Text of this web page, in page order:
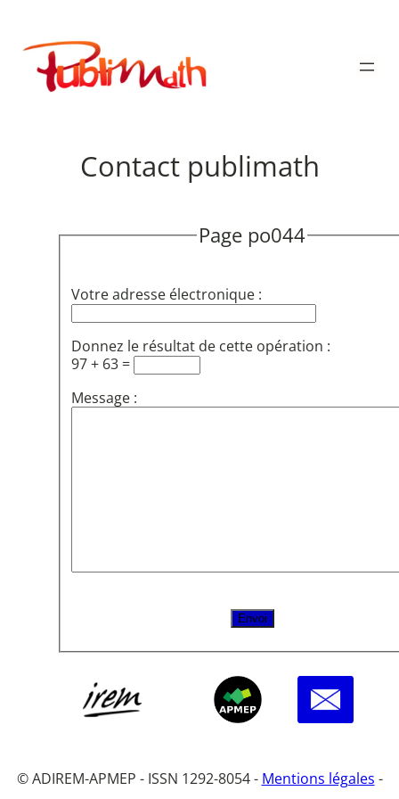
contenu
Publimath
Contact publimath
Page po044
Votre adresse électronique :
Donnez le résultat de cette opération :
97 + 63 =
Message :
© ADIREM-APMEP - ISSN 1292-8054 - Mentions légales -